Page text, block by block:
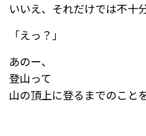
いいえ、それだけでは不十
「えっ？」
あのー、
登山って
山の頂上に登るまでのこと